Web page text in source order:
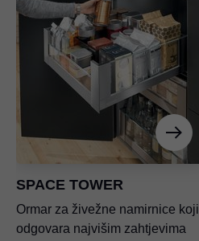
SPACE TOWER
Ormar za živežne namirnice koji
odgovara najvišim zahtjevima